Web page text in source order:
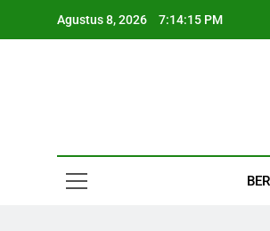
Agustus 8, 2026 7:14:16 PM